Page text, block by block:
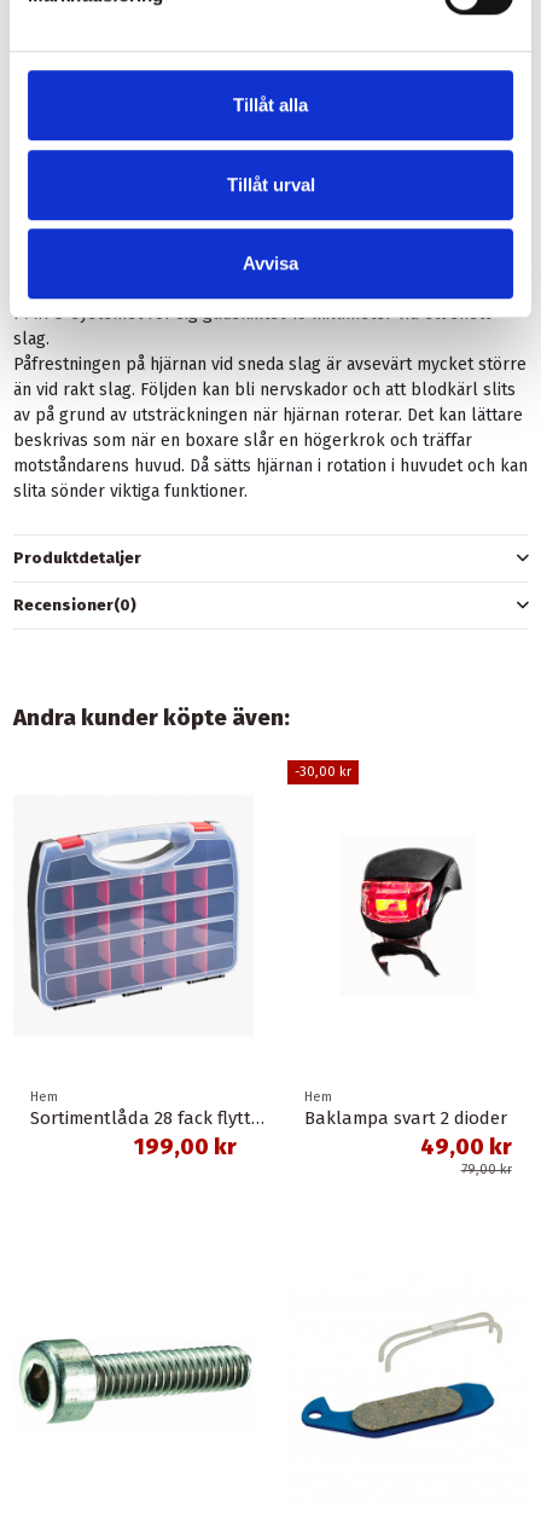
Tillåt alla
Tillåt urval
Avvisa
dämpningsmaterialet av expanderad polystyren (EPS) skummas
hållbar och robust anslutning
Extra säker hjälm utrustad med MIPS - en rörlig del i hjälmen som
Likt hjärnan själv som skyddar sig mot sneda slag genom att glida
i cerebrospinalvätskan innanför skallbenet, har hjälmen ett
rörligt ytterskal i förhållande till hjälmstommen.
När hjälmen utsätts för en smäll blir det yttre skalet rörligt och
I MIPS-systemet rör sig glidskiktet 15 millimeter vid ett snett
slag.
Påfrestningen på hjärnan vid sneda slag är avsevärt mycket större
än vid rakt slag. Följden kan bli nervskador och att blodkärl slits
av på grund av utsträckningen när hjärnan roterar. Det kan lättare
beskrivas som när en boxare slår en högerkrok och träffar
motståndarens huvud. Då sätts hjärnan i rotation i huvudet och kan
slita sönder viktiga funktioner.
Produktdetaljer
Recensioner(0)
Andra kunder köpte även:
Hem
Sortimentlåda 28 fack flyttbara mellanväggar
199,00 kr
-30,00 kr
Hem
Baklampa svart 2 dioder
49,00 kr
79,00 kr